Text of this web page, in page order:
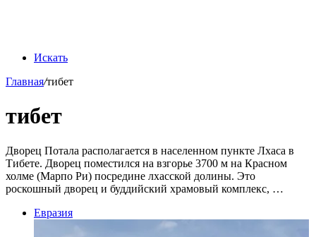
Искать
Главная/тибет
тибет
Дворец Потала располагается в населенном пункте Лхаса в
Тибете. Дворец поместился на взгорье 3700 м на Красном
холме (Марпо Ри) посредине лхасской долины. Это
роскошный дворец и буддийский храмовый комплекс, …
Евразия